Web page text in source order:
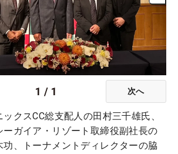
1 / 1 次へ
ックスCC総支配人の田村三千雄氏、
ーガイア・リゾート取締役副社長の
功、トーナメントディレクターの脇